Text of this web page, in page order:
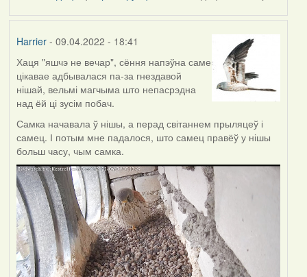
Harrier- 09.04.2022 - 18:41
Хаця "яшчэ не вечар", сёння напэўна саме
цікавае адбывалася па-за гнездавой
нішай, вельмі магчыма што непасрэдна
над ёй ці зусім побач.
Самка начавала ў нішы, а перад світаннем прыляцеў і
самец. І потым мне падалося, што самец правёў у нішы
больш часу, чым самка.